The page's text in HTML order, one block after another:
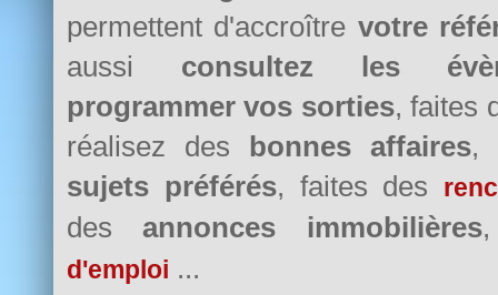
permettent d'accroître votre
aussi consultez les
programmer vos sorties, faites
réalisez des
bonnes affaires,
sujets préférés, faites des
desannonces immobilières
d'emploi ...